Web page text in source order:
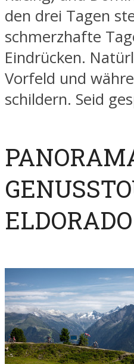
den drei Tagen
schmerzhafte
Eindrücken.
Vorfeld und
schildern. Seid